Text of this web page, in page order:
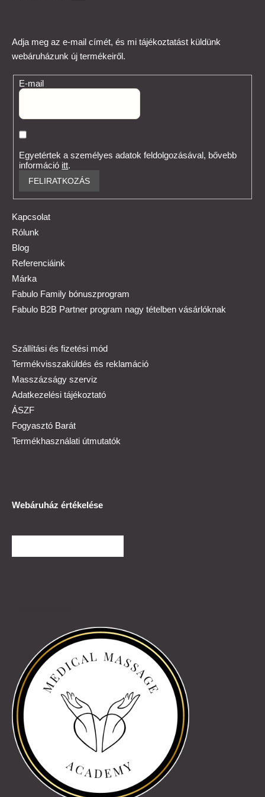
Adja meg az e-mail címét, és mi tájékoztatást küldünk
webáruházunk új termékeiről.
E-mail
Egyetértek a személyes adatok feldolgozásával, bővebb
információ itt.
FELIRATKOZÁS
Kapcsolat
Rólunk
Blog
Referenciáink
Márka
Fabulo Family bónuszprogram
Fabulo B2B Partner program nagy tételben vásárlóknak
Szállítási és fizetési mód
Termékvisszaküldés és reklamáció
Masszázságy szerviz
Adatkezelési tájékoztató
ÁSZF
Fogyasztó Barát
Termékhasználati útmutatók
Webáruház értékelése